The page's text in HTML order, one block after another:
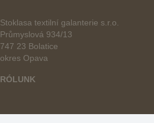
Stoklasa textilní galanterie s.r.o.
Průmyslová 934/13
747 23 Bolatice
okres Opava
RÓLUNK